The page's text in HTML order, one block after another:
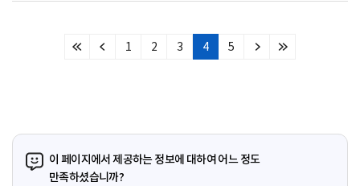
처
이
1 2 3 4 5
다
마
이 페이지에서 제공하는 정보에 대하여 어느 정도
만족하셨습니까?